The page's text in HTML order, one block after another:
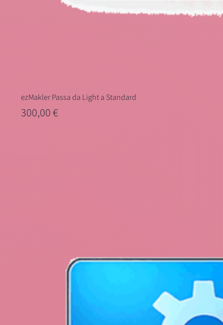
ezMakler Passa da Light a Standard
Prezzo
300,00 €